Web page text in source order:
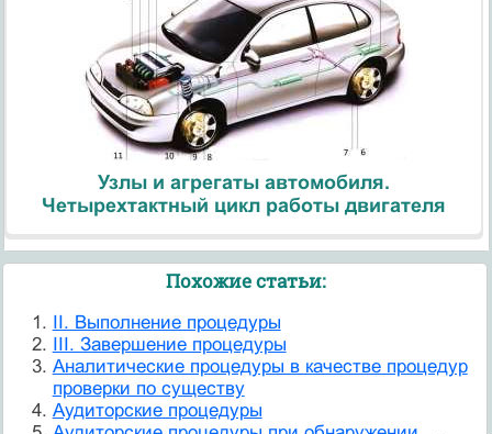
Узлы и агрегаты автомобиля.
Четырехтактный цикл работы двигателя
Похожие статьи:
II. Выполнение процедуры
III. Завершение процедуры
Аналитические процедуры в качестве процедур
проверки по существу
Аудиторские процедуры